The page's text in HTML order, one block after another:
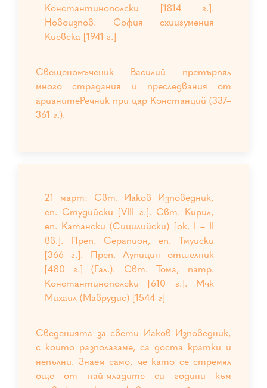
Константинополски [1814 г.].
Новоизпов. София схиигумения
Киевска [1941 г.]
Свещеномъченик Василий претърпял
много страдания и преследвания от
арианитеРечник при цар Констанций (337–
361 г.).
21 март: Свт. Иаков Изповедник,
еп. Студийски [VIII г.]. Свт. Кирил,
еп. Катански (Сицилийски) [ок. I – II
вв.]. Преп. Серапион, еп. Тмуиски
[366 г.]. Преп. Лупицин отшелник
[480 г.] (Гал.). Свт. Тома, патр.
Константинополски [610 г.]. Мчк
Михаил (Маврудис) [1544 г]
Сведенията за свети Иаков Изповедник,
с които разполагаме, са доста кратки и
непълни. Знаем само, че като се стремял
още от най-младите си години към